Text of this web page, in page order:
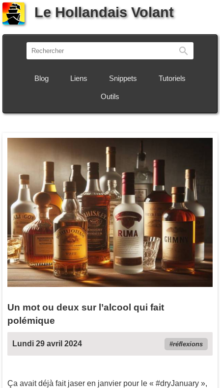
Le Hollandais Volant
Blog Liens Snippets Tutoriels
Outils
Un mot ou deux sur l’alcool qui fait
polémique
Lundi 29 avril 2024 réflexions
Ça avait déjà fait jaser en janvier pour le « #dryJanuary »,